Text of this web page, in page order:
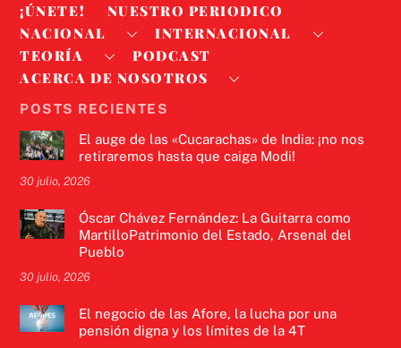
¡ÚNETE!
NUESTRO PERIODICO
NACIONAL
INTERNACIONAL
TEORÍA
PODCAST
ACERCA DE NOSOTROS
POSTS RECIENTES
El auge de las «Cucarachas» de India: ¡no nos
retiraremos hasta que caiga Modi!
30 julio, 2026
Óscar Chávez Fernández: La Guitarra como
MartilloPatrimonio del Estado, Arsenal del
Pueblo
30 julio, 2026
El negocio de las Afore, la lucha por una
pensión digna y los límites de la 4T